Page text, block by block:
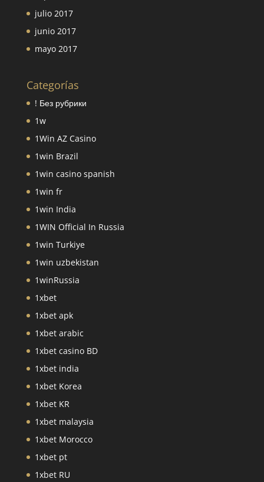
julio 2017
junio 2017
mayo 2017
Categorías
! Без рубрики
1w
1Win AZ Casino
1win Brazil
1win casino spanish
1win fr
1win India
1WIN Official In Russia
1win Turkiye
1win uzbekistan
1winRussia
1xbet
1xbet apk
1xbet arabic
1xbet casino BD
1xbet india
1xbet Korea
1xbet KR
1xbet malaysia
1xbet Morocco
1xbet pt
1xbet RU